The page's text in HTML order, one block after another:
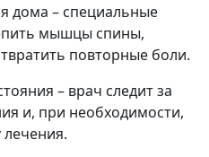
дома – специальные
мышцы спины,
повторные боли.
– врач следит за
и, при необходимости,